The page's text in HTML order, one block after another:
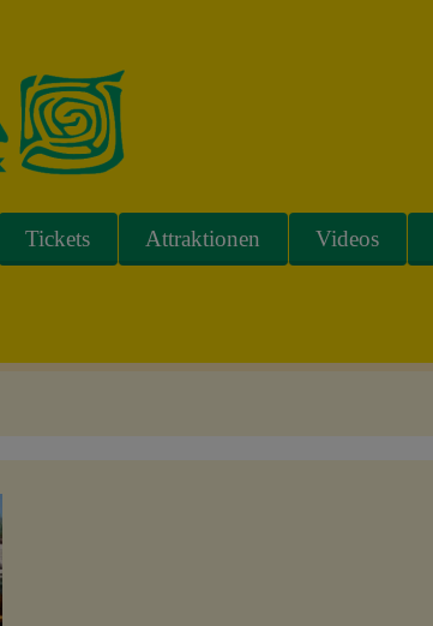
Tickets Attraktionen Videos